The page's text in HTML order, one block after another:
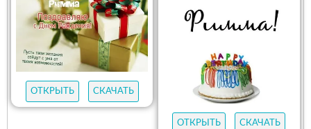
ОТКРЫТЬ СКАЧАТЬ
ОТКРЫТЬ СКАЧАТЬ